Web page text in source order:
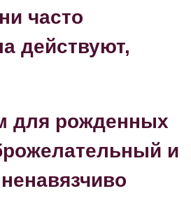
часто
действуют,
для рожденных
и